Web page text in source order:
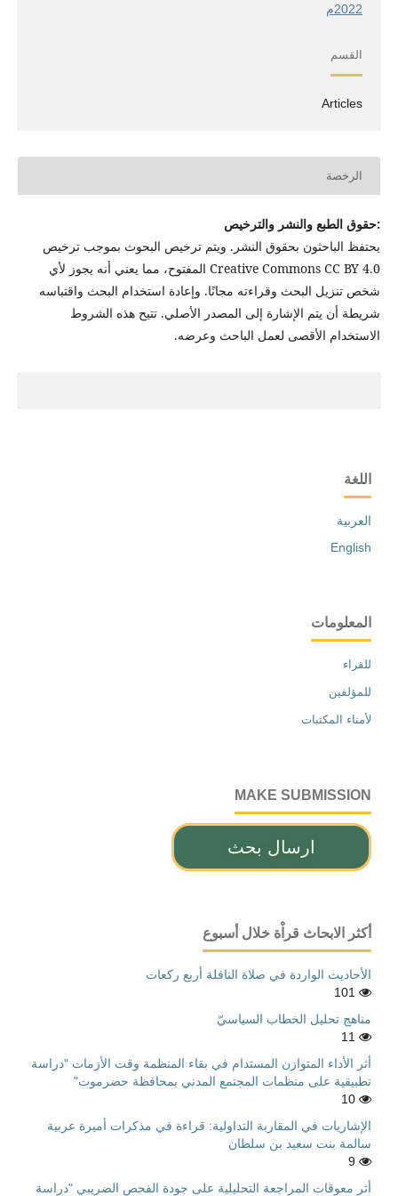
2022م
القسم
Articles
الرخصة
:حقوق الطبع والنشر والترخيص
يحتفظ الباحثون بحقوق النشر. ويتم ترخيص البحوث بموجب ترخيص
Creative Commons CC BY 4.0 المفتوح، مما يعني أنه يجوز لأي
شخص تنزيل البحث وقراءته مجانًا. وإعادة استخدام البحث واقتباسه
شريطة أن يتم الإشارة إلى المصدر الأصلي. تتيح هذه الشروط
الاستخدام الأقصى لعمل الباحث وعرضه.
اللغة
العربية
English
المعلومات
للقراء
للمؤلفين
لأمناء المكتبات
MAKE SUBMISSION
ارسال بحث
أكثر الابحاث قراْة خلال أسبوع
الأحاديث الواردة في صلاة النافلة أربع ركعات
مناهج تحليل الخطاب السياسيّ
أثر الأداء المتوازن المستدام في بقاء المنظمة وقت الأزمات "دراسة
تطبيقية على منظمات المجتمع المدني بمحافظة حضرموت"
الإشاريات في المقاربة التداولية: قراءة في مذكرات أميرة عربية
سالمة بنت سعيد بن سلطان
أثر معوقات المراجعة التحليلية على جودة الفحص الضريبي "دراسة